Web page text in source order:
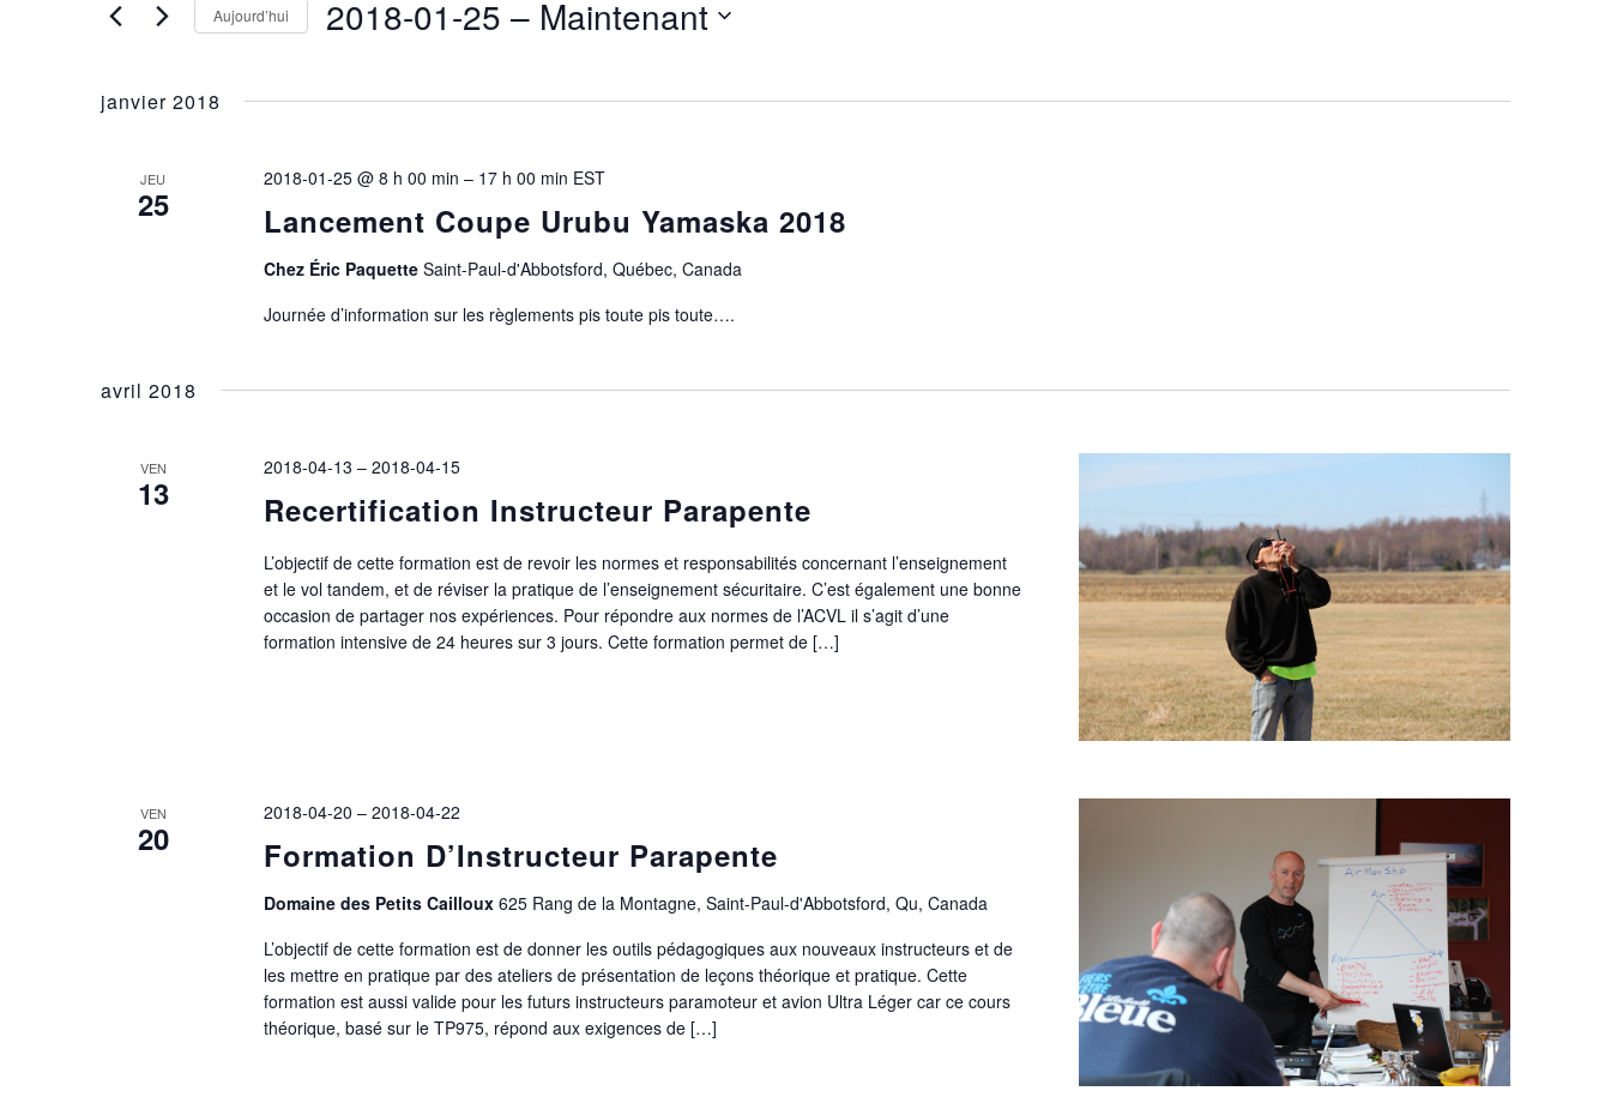
DE
ÉVÈNEMENTS
Évènements
clé.
Aujourd’hui 2018-01-25 – Maintenant
janvier 2018
JEU
25 Lancement Coupe Urubu Yamaska 2018
2018-01-25 @ 8 h 00 min – 17 h 00 min EST
Chez Éric Paquette Saint-Paul-d'Abbotsford, Québec, Canada
Journée d’information sur les règlements pis toute pis toute….
avril 2018
VEN
13 Recertification Instructeur Parapente
2018-04-13 – 2018-04-15
L’objectif de cette formation est de revoir les normes et responsabilités concernant l’enseignement
et le vol tandem, et de réviser la pratique de l’enseignement sécuritaire. C’est également une bonne
occasion de partager nos expériences. Pour répondre aux normes de l’ACVL il s’agit d’une
formation intensive de 24 heures sur 3 jours. Cette formation permet de […]
VEN
20 Formation D’Instructeur Parapente
2018-04-20 – 2018-04-22
Domaine des Petits Cailloux 625 Rang de la Montagne, Saint-Paul-d'Abbotsford, Qu, Canada
L’objectif de cette formation est de donner les outils pédagogiques aux nouveaux instructeurs et de
les mettre en pratique par des ateliers de présentation de leçons théorique et pratique. Cette
formation est aussi valide pour les futurs instructeurs paramoteur et avion Ultra Léger car ce cours
théorique, basé sur le TP975, répond aux exigences de […]